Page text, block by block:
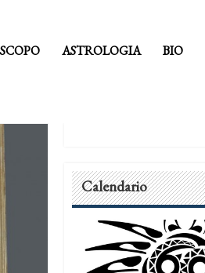
ASTROLOGIA BIO
Calendario